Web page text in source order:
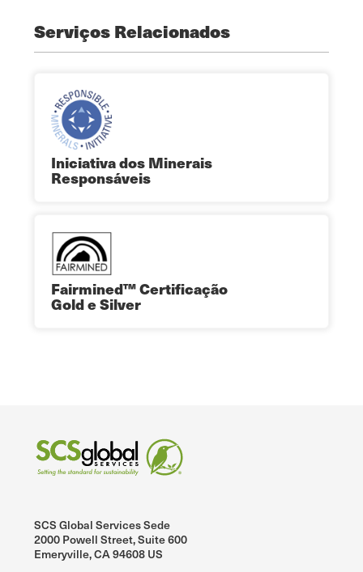
Serviços Relacionados
Iniciativa dos Minerais
Responsáveis
Fairmined™ Certificação
Gold e Silver
SCS Global Services Sede
2000 Powell Street, Suite 600
Emeryville, CA 94608 US